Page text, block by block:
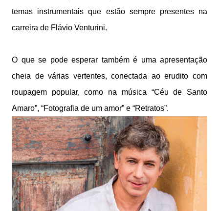
temas instrumentais que estão sempre presentes na
carreira de Flávio Venturini.
O que se pode esperar também é uma apresentação
cheia de várias vertentes, conectada ao erudito com
roupagem popular, como na música “Céu de Santo
Amaro”, “Fotografia de um amor” e “Retratos”.